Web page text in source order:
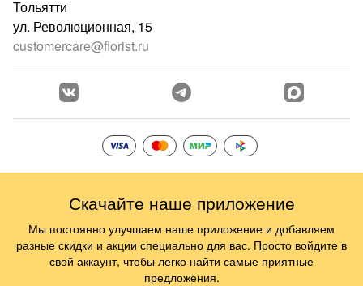
Тольятти
ул. Революционная, 15
customercare@florist.ru
Скачайте наше приложение
Мы постоянно улучшаем наше приложение и добавляем
разные скидки и акции специально для вас. Просто войдите в
свой аккаунт, чтобы легко найти самые приятные
предложения.